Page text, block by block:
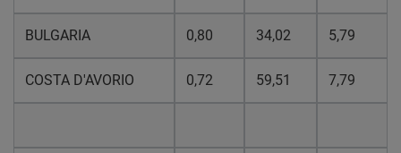
BULGARIA 0,80 34,02 5,79
COSTA D'AVORIO 0,72 59,51 7,79